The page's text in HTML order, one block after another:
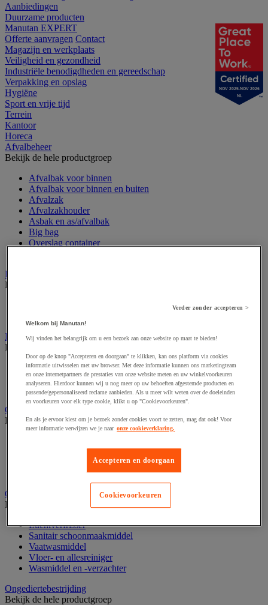
Aanbiedingen
Duurzame producten
Manutan EXPERT
Offerte aanvragen Contact
Magazijn en werkplaats
Veiligheid en gezondheid
Industriële benodigdheden en gereedschap
Verpakking en opslag
Hygiëne
Sport en vrije tijd
Terrein
Kantoor
Horeca
Afvalbeheer
Bekijk de hele productgroep
Afvalbak voor binnen
Afvalbak voor binnen en buiten
Afvalzak
Afvalzakhouder
Asbak en as/afvalbak
Big bag
Overslag container
Handdoeken en handdoekdispenser
Bekijk de hele productgroep
Industrieel reinigen
Bekijk de hele productgroep
Dispenser voor industrieel poetspapier
Industriële poetsrollen
Nonwoven en textiel doeken
Onderdelen voor sanitair, douche en badkamer
Bekijk de hele productgroep
Onderdelen voor badkamer
Sanitaire scheidingswand en cabine
Sanitaire uitrusting
Onderhoudsproduct
Bekijk de hele productgroep
Luchtverfrisser
Sanitair schoonmaakmiddel
Vaatwasmiddel
Vloer- en allesreiniger
Wasmiddel en -verzachter
Ongediertebestrijding
Bekijk de hele productgroep
NOV 2025-NOV 2026
NL
Verder zonder accepteren >
Welkom bij Manutan!
Wij vinden het belangrijk om u een bezoek aan onze website op maat te bieden!
Door op de knop "Accepteren en doorgaan" te klikken, kan ons platform via cookies
informatie uitwisselen met uw browser. Met deze informatie kunnen ons marketingteam
en onze internetpartners de prestaties van onze website meten en uw winkelvoorkeuren
analyseren. Hierdoor kunnen wij u nog meer op uw behoeften afgestemde producten en
passende/gepersonaliseerd reclame aanbieden. Als u meer wilt weten over de doeleinden
en voorkeuren voor elk type cookie, klikt u op "Cookievoorkeuren".
En als je ervoor kiest om je bezoek zonder cookies voort te zetten, mag dat ook! Voor
meer informatie verwijzen we je naar onze cookieverklaring.
Accepteren en doorgaan
Cookievoorkeuren